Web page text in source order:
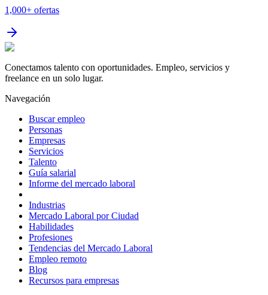
1,000+ ofertas
Conectamos talento con oportunidades. Empleo, servicios y
freelance en un solo lugar.
Navegación
Buscar empleo
Personas
Empresas
Servicios
Talento
Guía salarial
Informe del mercado laboral
Industrias
Mercado Laboral por Ciudad
Habilidades
Profesiones
Tendencias del Mercado Laboral
Empleo remoto
Blog
Recursos para empresas